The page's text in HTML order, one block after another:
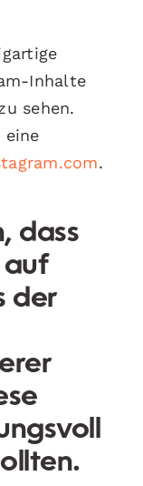
Inhalte
sehen.
eine
.
dass
auf
der